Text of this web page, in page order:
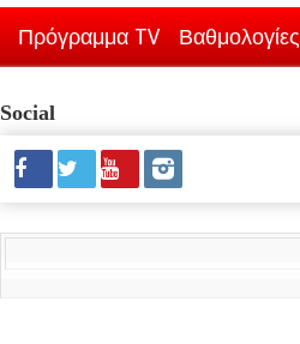
Πρόγραμμα TV Βαθμολογίες
Social